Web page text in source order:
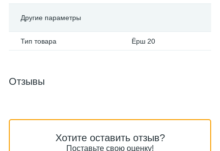
Другие параметры
Тип товара Ёрш 20
Отзывы
Хотите оставить отзыв?
Поставьте свою оценку!